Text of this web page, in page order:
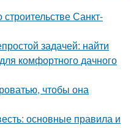
Санкт-
задачей: найти
комфортного дачного
чтобы она
основные правила и